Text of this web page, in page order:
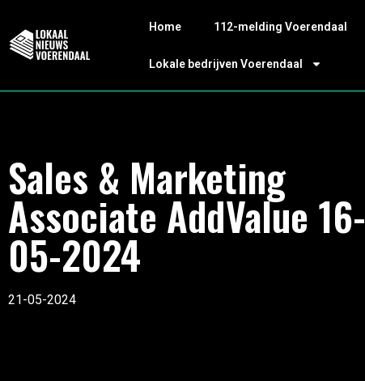
Home 112-melding Voerendaal
Lokale bedrijven Voerendaal
Sales & Marketing
Associate AddValue 16-
05-2024
21-05-2024